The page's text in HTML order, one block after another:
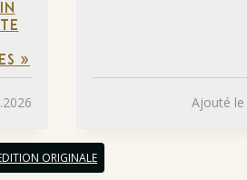
»
Ajouté le
ORIGINALE